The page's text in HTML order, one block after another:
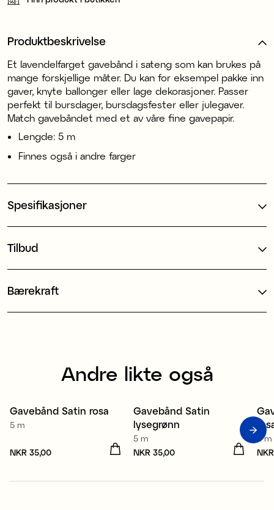
Produktbeskrivelse
Et lavendelfarget gavebånd i sateng som kan brukes på
mange forskjellige måter. Du kan for eksempel pakke inn
gaver, knyte ballonger eller lage dekorasjoner. Passer
perfekt til bursdager, bursdagsfester eller julegaver.
Match gavebåndet med et av våre fine gavepapir.
Lengde: 5 m
Finnes også i andre farger
Spesifikasjoner
Tilbud
Bærekraft
Andre likte også
4 for 3
Gavebånd Satin rosa
5 m
Pris :NKR 35,00
NKR 35,00
4 for 3
Resirkulert polyester
Gavebånd Satin
lysegrønn
5 m
Pris :NKR 35,00
NKR 35,00
4 m